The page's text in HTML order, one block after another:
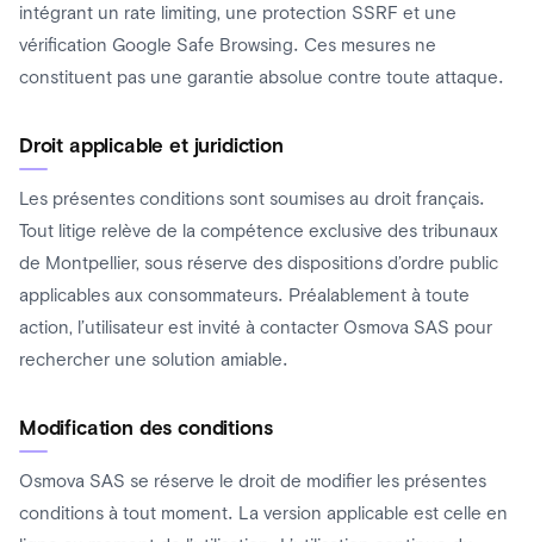
intégrant un rate limiting, une protection SSRF et une
vérification Google Safe Browsing. Ces mesures ne
constituent pas une garantie absolue contre toute attaque.
Droit applicable et juridiction
Les présentes conditions sont soumises au droit français.
Tout litige relève de la compétence exclusive des tribunaux
de Montpellier, sous réserve des dispositions d’ordre public
applicables aux consommateurs. Préalablement à toute
action, l’utilisateur est invité à contacter Osmova SAS pour
rechercher une solution amiable.
Modification des conditions
Osmova SAS se réserve le droit de modifier les présentes
conditions à tout moment. La version applicable est celle en